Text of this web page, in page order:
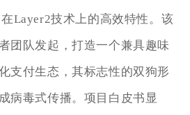
Layer2技术上的高效特性。该
团队发起，打造一个兼具趣味
支付生态，其标志性的双狗形
病毒式传播。项目白皮书显